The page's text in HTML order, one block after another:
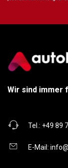
Wir sind immer
Tel.: +49 89
E-Mail: